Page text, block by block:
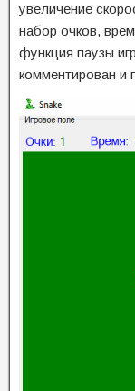
увеличение
набор очков,
функция паузы
комментирован и